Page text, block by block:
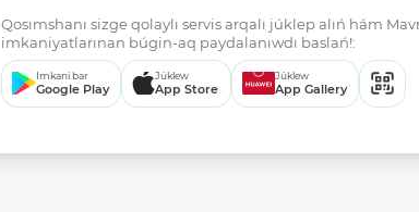
Qosımshanı sizge qolaylı servis arqalı júklep alıń hám
imkaniyatlarınan búgin-aq paydalanıwdı baslań!:
Imkani bar
Google Play
Júklew
App Store
Júklew
App Gallery